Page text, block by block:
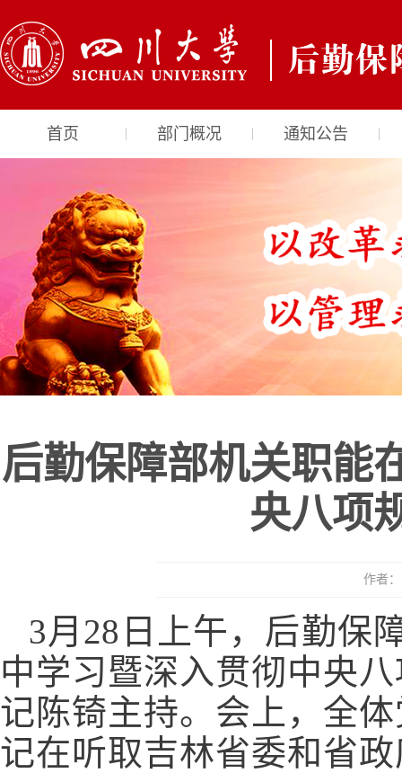
首页 部门概况 通知公告
后勤保障部机关职能
央八项
作者
3月28日上午，后勤保
中学习暨深入贯彻中央
记陈锜主持。会上，全
记在听取吉林省委和省